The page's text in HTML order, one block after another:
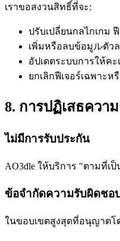
เราขอสงวนสิทธิ์ที่จะ:
ปรับเปลี่ยนกลไกเกม
เพิ่มหรือลบข้อมูルตัว
อัปเดตระบบการให้ค
ยกเลิกฟีเจอร์เฉพาะ
8. การปฏิเสธควา
ไม่มีการรับประกัน
AO3dle ให้บริการ "ตามที่
ข้อจำกัดความรับผิดชอ
ในขอบเขตสูงสุดที่อนุญาตโ